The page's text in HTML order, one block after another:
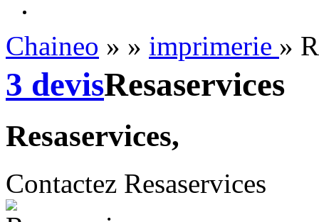
Chaineo » » imprimerie »
3 devisResaservices
Resaservices,
Contactez Resaservices